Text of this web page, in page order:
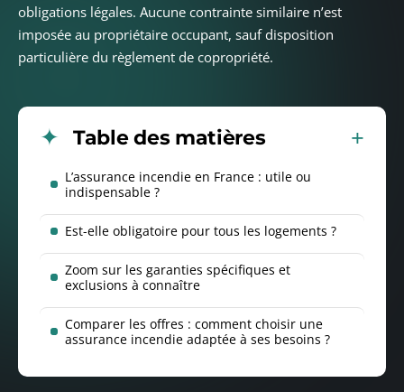
obligations légales. Aucune contrainte similaire n’est
imposée au propriétaire occupant, sauf disposition
particulière du règlement de copropriété.
Table des matières
L’assurance incendie en France : utile ou
indispensable ?
Est-elle obligatoire pour tous les logements ?
Zoom sur les garanties spécifiques et
exclusions à connaître
Comparer les offres : comment choisir une
assurance incendie adaptée à ses besoins ?